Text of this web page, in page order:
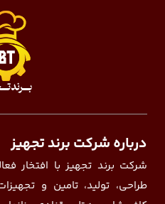
درباره شرکت برند تجهیز
شرکت برند تجهیز با افتخار
طراحی، تولید، تامین و